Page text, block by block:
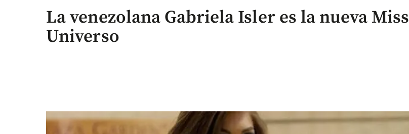
La venezolana Gabriela Isler es la nueva Miss
Universo